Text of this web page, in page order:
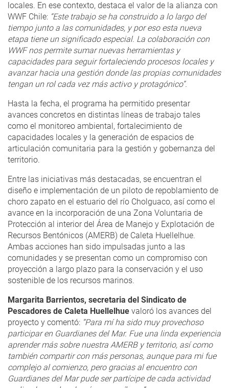
locales. En ese contexto, destaca el valor de la alianza con
WWF Chile: “Este trabajo se ha construido a lo largo del
tiempo junto a las comunidades, y por eso esta nueva
etapa tiene un significado especial. La colaboración con
WWF nos permite sumar nuevas herramientas y
capacidades para seguir fortaleciendo procesos locales y
avanzar hacia una gestión donde las propias comunidades
tengan un rol cada vez más activo y protagónico”.
Hasta la fecha, el programa ha permitido presentar
avances concretos en distintas líneas de trabajo tales
como el monitoreo ambiental, fortalecimiento de
capacidades locales y la generación de espacios de
articulación comunitaria para la gestión y gobernanza del
territorio.
Entre las iniciativas más destacadas, se encuentran el
diseño e implementación de un piloto de repoblamiento de
choro zapato en el estuario del río Cholguaco, así como el
avance en la incorporación de una Zona Voluntaria de
Protección al interior del Área de Manejo y Explotación de
Recursos Bentónicos (AMERB) de Caleta Huellelhue.
Ambas acciones han sido impulsadas junto a las
comunidades y se presentan como un compromiso con
proyección a largo plazo para la conservación y el uso
sostenible de los recursos marinos.
Margarita Barrientos, secretaria del Sindicato de
Pescadores de Caleta Huellelhue valoró los avances del
proyecto y comentó: “Para mí ha sido muy provechoso
participar en Guardianes del Mar. Fue una linda experiencia
aprender más sobre nuestra AMERB y territorio, así como
también compartir con más personas, aunque para mi fue
complejo al comienzo, pero gracias al encuentro con
Guardianes del Mar pude ser partícipe de cada actividad